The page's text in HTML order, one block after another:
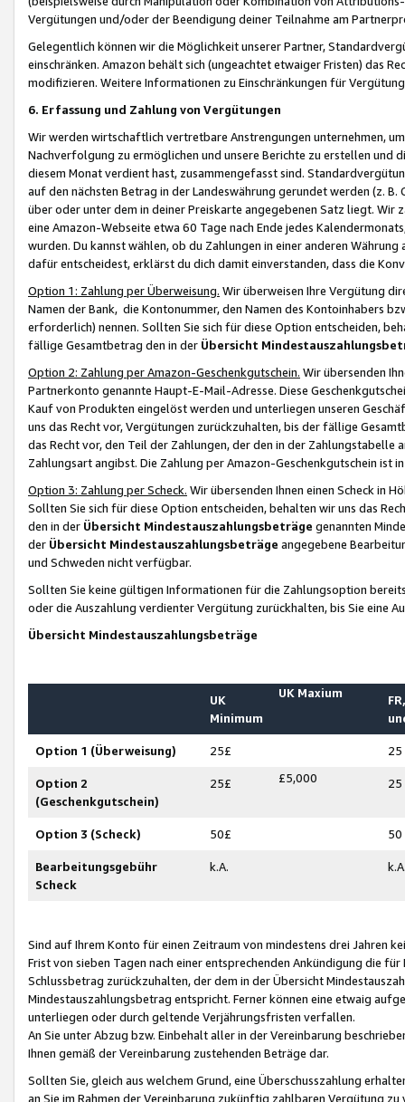
Vergütungen und/oder der Beendigung deiner Teilnahme am
Gelegentlich können wir die Möglichkeit unserer Partner,
einschränken. Amazon behält sich (ungeachtet etwaiger Fristen) das
modifizieren. Weitere Informationen zu Einschränkungen für
6. Erfassung und Zahlung von Vergütungen
Wir werden wirtschaftlich vertretbare Anstrengungen unternehmen,
Nachverfolgung zu ermöglichen und unsere Berichte zu erstellen und
diesem Monat verdient hast, zusammengefasst sind.
auf den nächsten Betrag in der Landeswährung gerundet werden (z.
über oder unter dem in deiner Preiskarte angegebenen Satz liegt.
eine Amazon-Webseite etwa 60 Tage nach Ende jedes
wurden. Du kannst wählen, ob du Zahlungen in einer anderen
dafür entscheidest, erklärst du dich damit einverstanden, dass die
Option 1: Zahlung per Überweisung. Wir überweisen Ihre Vergütung
Namen der Bank, die Kontonummer, den Namen des Kontoinhabers
erforderlich) nennen. Sollten Sie sich für diese Option entscheiden,
fällige Gesamtbetrag den in der Übersicht
Option 2: Zahlung per Amazon-Geschenkgutschein. Wir übersenden
Partnerkonto genannte Haupt-E-Mail-Adresse. Diese
Kauf von Produkten eingelöst werden und unterliegen unseren
uns das Recht vor, Vergütungen zurückzuhalten, bis der fällige
das Recht vor, den Teil der Zahlungen, der den in der
Zahlungsart angibst. Die Zahlung per Amazon-Geschenkgutschein ist
Option 3: Zahlung per Scheck. Wir übersenden Ihnen einen Scheck in
Sollten Sie sich für diese Option entscheiden, behalten wir uns das
den in der Übersicht Mindestauszahlungsbeträge genannten
der Übersicht Mindestauszahlungsbeträge angegebene
und Schweden nicht verfügbar.
Sollten Sie keine gültigen Informationen für die Zahlungsoption
oder die Auszahlung verdienter Vergütung zurückhalten, bis Sie
Übersicht Mindestauszahlungsbeträge
UK
Minimum
UK Maxium
Option 1 (Überweisung) 25£ 25
Option 2
(Geschenkgutschein)
25£ £5,000 25
Option 3 (Scheck) 50£ 50
Bearbeitungsgebühr
Scheck
k.A.
Sind auf Ihrem Konto für einen Zeitraum von mindestens drei Jahren
Frist von sieben Tagen nach einer entsprechenden Ankündigung die
Schlussbetrag zurückzuhalten, der dem in der Übersicht
Mindestauszahlungsbetrag entspricht. Ferner können eine etwaig
unterliegen oder durch geltende Verjährungsfristen verfallen.
An Sie unter Abzug bzw. Einbehalt aller in der Vereinbarung
Ihnen gemäß der Vereinbarung zustehenden Beträge dar.
Sollten Sie, gleich aus welchem Grund, eine Überschusszahlung
an Sie im Rahmen der Vereinbarung zukünftig zahlbaren Vergütung zu